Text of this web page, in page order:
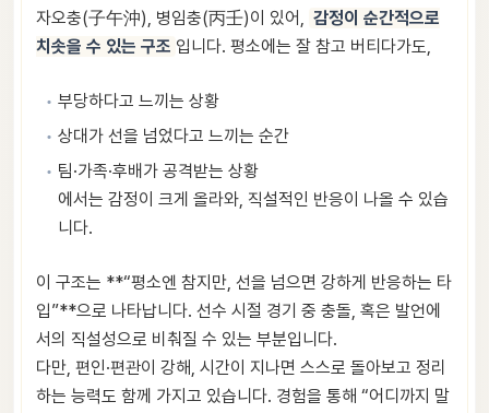
자오충(子午沖), 병임충(丙壬)이 있어, 감정이 순간적으로
치솟을 수 있는 구조 입니다. 평소에는 잘 참고 버티다가도,
부당하다고 느끼는 상황
상대가 선을 넘었다고 느끼는 순간
팀·가족·후배가 공격받는 상황
에서는 감정이 크게 올라와, 직설적인 반응이 나올 수 있습
니다.
이 구조는 **“평소엔 참지만, 선을 넘으면 강하게 반응하는 타
입”**으로 나타납니다. 선수 시절 경기 중 충돌, 혹은 발언에
서의 직설성으로 비춰질 수 있는 부분입니다.
다만, 편인·편관이 강해, 시간이 지나면 스스로 돌아보고 정리
하는 능력도 함께 가지고 있습니다. 경험을 통해 “어디까지 말